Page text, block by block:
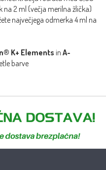
na 2 ml (večja merilna žlička)
največjega odmerka 4 ml na
K+ Elements in A-
barve